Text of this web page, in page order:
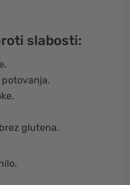
slabosti:
potovanja.
glutena.